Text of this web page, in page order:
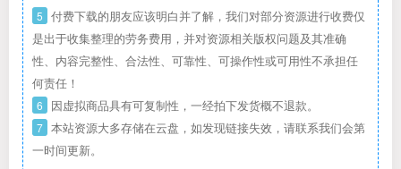
5 付费下载的朋友应该明白并了解，我们对部分资源进行收费仅
是出于收集整理的劳务费用，并对资源相关版权问题及其准确
性、内容完整性、合法性、可靠性、可操作性或可用性不承担任
何责任！
6 因虚拟商品具有可复制性，一经拍下发货概不退款。
7 本站资源大多存储在云盘，如发现链接失效，请联系我们会第
一时间更新。